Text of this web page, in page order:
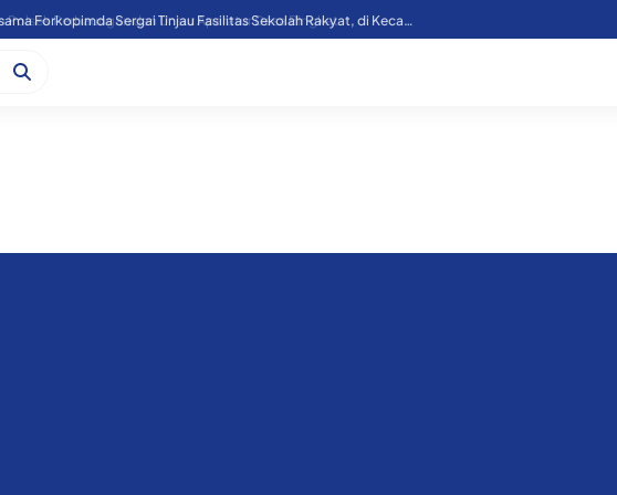
Kapoolres Sergai Bersama Forkopimda Sergai Tinjau Fasilitas Sekolah Rakyat, di Kecamatan Firdaus.